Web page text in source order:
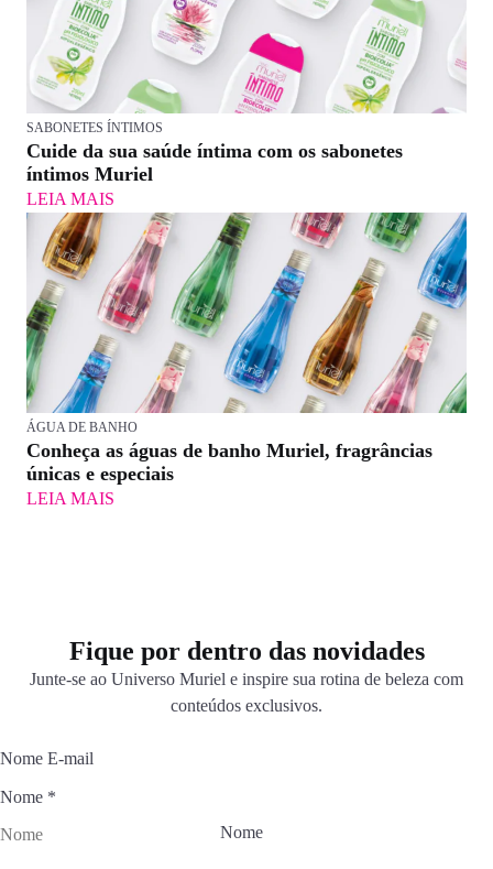
SABONETES ÍNTIMOS
Cuide da sua saúde íntima com os sabonetes
íntimos Muriel
LEIA MAIS
ÁGUA DE BANHO
Conheça as águas de banho Muriel, fragrâncias
únicas e especiais
LEIA MAIS
Fique por dentro das novidades
Junte-se ao Universo Muriel e inspire sua rotina de beleza com
conteúdos exclusivos.
Nome E-mail
Nome *
Nome